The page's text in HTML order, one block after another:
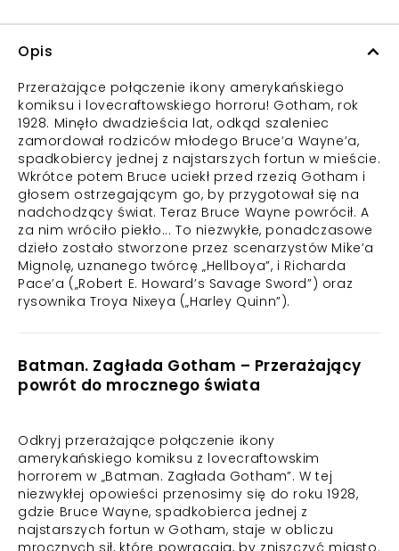
Opis
Przerażające połączenie ikony amerykańskiego
komiksu i lovecraftowskiego horroru! Gotham, rok
1928. Minęło dwadzieścia lat, odkąd szaleniec
zamordował rodziców młodego Bruce’a Wayne’a,
spadkobiercy jednej z najstarszych fortun w mieście.
Wkrótce potem Bruce uciekł przed rzezią Gotham i
głosem ostrzegającym go, by przygotował się na
nadchodzący świat. Teraz Bruce Wayne powrócił. A
za nim wróciło piekło... To niezwykłe, ponadczasowe
dzieło zostało stworzone przez scenarzystów Mike’a
Mignolę, uznanego twórcę „Hellboya”, i Richarda
Pace’a („Robert E. Howard’s Savage Sword”) oraz
rysownika Troya Nixeya („Harley Quinn”).
Batman. Zagłada Gotham – Przerażający
powrót do mrocznego świata
Odkryj przerażające połączenie ikony
amerykańskiego komiksu z lovecraftowskim
horrorem w „Batman. Zagłada Gotham”. W tej
niezwykłej opowieści przenosimy się do roku 1928,
gdzie Bruce Wayne, spadkobierca jednej z
najstarszych fortun w Gotham, staje w obliczu
mrocznych sił, które powracają, by zniszczyć miasto.